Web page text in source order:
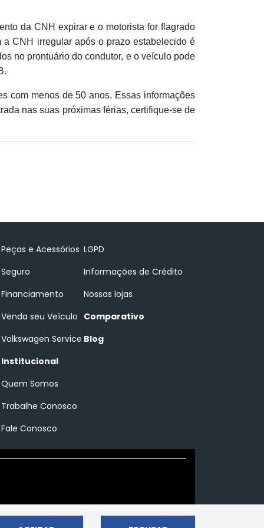
da CNH expirar e o motorista for flagrado
CNH irregular após o prazo estabelecido é
no prontuário do condutor, e o veículo pode
com menos de 50 anos. Essas informações
nas suas próximas férias, certifique-se de
Peças e Acessórios
Seguro
Financiamento
Venda seu Veículo
Volkswagen Service
Institucional
Quem Somos
Trabalhe Conosco
Fale Conosco
LGPD
Informações de Crédito
Nossas lojas
Comparativo
Blog